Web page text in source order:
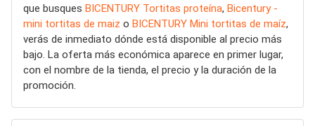
que busques BICENTURY Tortitas proteína, Bicentury -
mini tortitas de maiz o BICENTURY Mini tortitas de maíz,
verás de inmediato dónde está disponible al precio más
bajo. La oferta más económica aparece en primer lugar,
con el nombre de la tienda, el precio y la duración de la
promoción.